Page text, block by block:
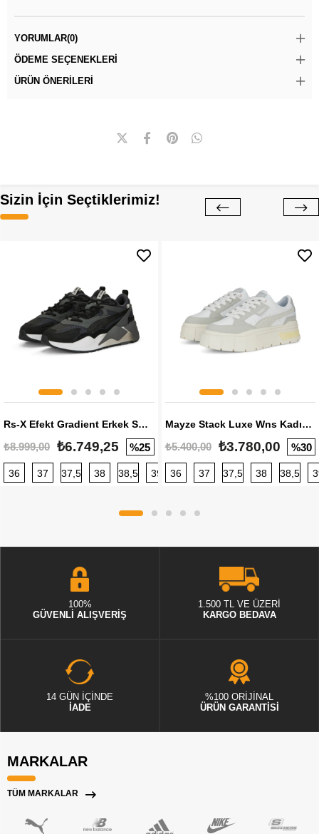
YORUMLAR(0)
ÖDEME SEÇENEKLERI
ÜRÜN ÖNERILERI
Sizin İçin Seçtiklerimiz!
Rs-X Efekt Gradient Erkek Sneaker
₺8.999,00 ₺6.749,25 %25
36 37 37,5 38 38,5 39 40 40,5 41 42 42,5
Mayze Stack Luxe Wns Kadın Sneaker
₺5.400,00 ₺3.780,00 %30
36 37 37,5 38 38,5
100%
GÜVENLİ ALIŞVERİŞ
1.500 TL VE ÜZERİ
KARGO BEDAVA
14 GÜN İÇİNDE
İADE
%100 ORİJİNAL
ÜRÜN GARANTİSİ
MARKALAR
TÜM MARKALAR